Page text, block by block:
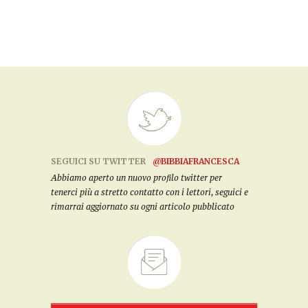
SEGUICI SU TWITTER
@BIBBIAFRANCESCA
Abbiamo aperto un nuovo profilo twitter per
tenerci più a stretto contatto con i lettori, seguici e
rimarrai aggiornato su ogni articolo pubblicato